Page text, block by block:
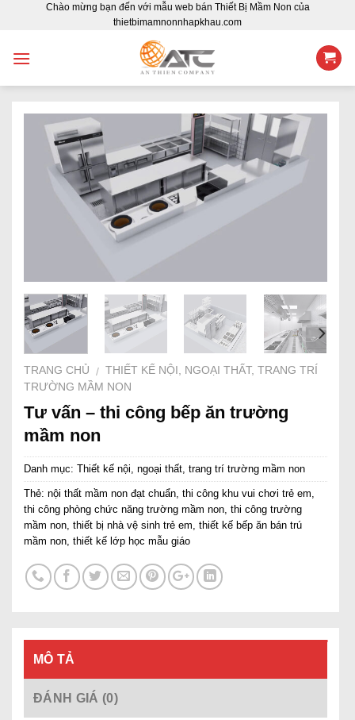
Chào mừng bạn đến với mẫu web bán Thiết Bị Mầm Non của
thietbimamnonnhapkhau.com
TRANG CHỦ / THIẾT KẾ NỘI, NGOẠI THẤT, TRANG TRÍ
TRƯỜNG MẦM NON
Tư vấn – thi công bếp ăn trường
mầm non
Danh mục: Thiết kế nội, ngoại thất, trang trí trường mầm non
Thẻ: nội thất mầm non đạt chuẩn thi công khu vui chơi trẻ em
thi công phòng chức năng trường mầm non thi công trường
mầm non thiết bị nhà vệ sinh trẻ em thiết kế bếp ăn bán trú
mầm non thiết kế lớp học mẫu giáo
MÔ TẢ
ĐÁNH GIÁ (0)